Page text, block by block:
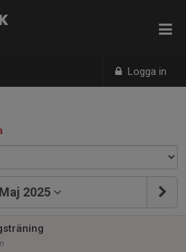
Logga in
Maj 2025